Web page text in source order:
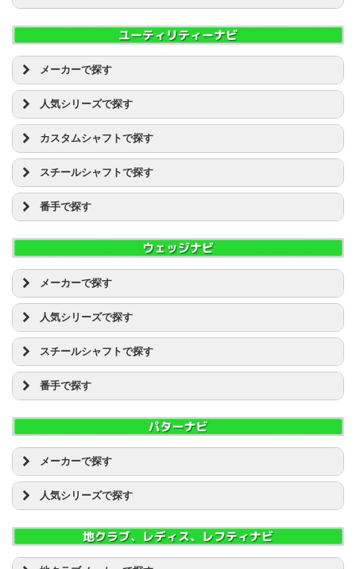
プロギア [13]
ホンマ [17]
マジェスティゴルフ(マルマン) [4]
マスターズ [1]
マルマン [10]
ミズノ [28]
ムジーク(muziik) [2]
ヤマハ [29]
ヨネックス [2]
リョーマ(RYOMA) ゴルフ [2]
ロイヤルコレクション [5]
プロギア RS
ホンマ BERES
ホンマ TOUR WORLD(ツアーワールド)
ホンマ Be ZEAL(ビジール)
マルマン シャトル
マルマン マジェスティ
ミズノ JPX
ミズノ MP CRAFT
ヤマハ インプレス
ヤマハ RMX(リミックス)
ヨネックス EZONE
クレイジー
ファイアーエクスプレス
LOOP
デザインチューニング
Speeder 474 エボリューション
Speeder 569 エボリューション
Speeder 661 エボリューション
Speeder 757 エボリューション
FUBUKI V
FUBUKI AT
FUBUKI J
FUBUKI K
FUBUKI ZT
FUBUKI α
KURO KAGE XD
KURO KAGE XM
KURO KAGE XT
TENSEI CK PRO
ディアマナ BF
ディアマナ DF
ディアマナ RF
ディアマナ ZF
ディアマナ B
ディアマナ R
ブリヂストン JGR
ブリヂストン TOUR B
ブリヂストン PHYZ(ファイズ)
ブリヂストン ツアーステージ Xドライブ
ブリヂストン ツアーステージ VIQ
プロギア egg
プロギア RS
ホンマ BERES
ホンマ TOUR WORLD(ツアーワールド)
ホンマ Be ZEAL(ビジール)
マルマン シャトル
マルマン マジェスティ
ミズノ JPX
ミズノ MP CRAFT
ヤマハ インプレス
ヤマハ RMX(リミックス)
ヨネックス EZONE
ツアーAD MJ
ツアーAD MT
ツアーAD PT
ツアーAD TP
ツアーAD VR
ツアーAD XC
ツアーAD HD
クレイジー
ファイアーエクスプレス
LOOP
デザインチューニング
Speeder 474 エボリューション
Speeder 569 エボリューション
Speeder 661 エボリューション
Speeder 757 エボリューション
FUBUKI V
FUBUKI AT
FUBUKI J
FUBUKI K
FUBUKI ZT
FUBUKI α
KURO KAGE XD
KURO KAGE XM
KURO KAGE XT
TENSEI CK PRO
ディアマナ BF
ディアマナ DF
ディアマナ RF
ディアマナ ZF
ディアマナ R
ディアマナ W
エポンゴルフ(EPON) [2]
キャロウェイ [18]
コブラ [1]
タイトリスト [1]
ダンロップ [23]
テーラーメイド [4]
ピン [2]
フォーティーン [1]
ブリヂストン [1]
プロギア [1]
マルマン [1]
ミズノ [4]
ムジーク(muziik) [1]
タイトリスト AP
タイトリスト CB フォージド
タイトリスト MB フォージド
タイトリスト VG3
ダイワ(グローブライド） ONOFF
ダンロップ ゼクシオ(XXIO)
ダンロップ スリクソン(SRIXON)
テーラーメイド ロケットボールズ(ROCKET BALLZ)
テーラーメイド GLOIRE(グローレ)
テーラーメイド Mシリーズ
テーラーメイド SLDR
ナイキ VAPOR(ヴェイパー)
ピン G30
ブリヂストン TOUR B
ブリヂストン PHYZ(ファイズ)
ブリヂストン ツアーステージ X ブレード
ブリヂストン ツアーステージ VIQ
プロギア egg
プロギア RS
ホンマ BERES
ホンマ TOUR WORLD(ツアーワールド)
ホンマ Be ZEAL(ビジール)
マルマン シャトル
マルマン マジェスティ
ミズノ JPX
ミズノ MP
ヤマハ インプレス
ヤマハ RMX(リミックス)
ヨネックス EZONE
MCI
GS95
KBS
NSプロ 850GH
NSプロ 950GH
NSプロ MODUS3 TOUR105
NSプロ MODUS3 TOUR120
NSプロ MODUS3 TOUR125
NSプロ ZELOS
プロジェクトX
ライフル
5本セット
6本セット
7本セット
8本セット
9本セット
10本セット
メーカーで探す
PXG [2]
Waoww [1]
イオンスポーツ [2]
エポンゴルフ(EPON) [1]
キャスコ [1]
キャロウェイ [13]
タイトリスト [1]
ダンロップ [10]
テーラーメイド [4]
ナイキ [1]
ピン [8]
ブリヂストン [8]
プロギア [1]
ミズノ [4]
ヤマハ [3]
ロイヤルコレクション [2]
人気シリーズで探す
キャロウェイ EPIC
キャロウェイ ROGUE(ローグ）
キャロウェイ X HOT
キャロウェイ X2 HOT
タイトリスト 913
タイトリスト 915
タイトリスト VG3
ダイワ(グローブライド） ONOFF
ダンロップ ゼクシオ(XXIO)
ダンロップ スリクソン(SRIXON)
テーラーメイド ロケットボールズ(ROCKET BALLZ)
テーラーメイド GLOIRE(グローレ)
テーラーメイド Mシリーズ
テーラーメイド SLDR
ナイキ VAPOR(ヴェイパー)
ピン G30
ブリヂストン JGR
ブリヂストン TOUR B
ブリヂストン PHYZ(ファイズ)
ブリヂストン ツアーステージ VIQ
プロギア egg
プロギア RS
ホンマ BERES
ホンマ TOUR WORLD(ツアーワールド)
カスタムシャフトで探す
UST マミヤ ATTAS
ツアーAD
ディアマナ
ランバックス
MCI
スチールシャフトで探す
D/G
D/G ツアーイシュー
NSプロ 850GH
NSプロ 950GH
NSプロ MODUS3 TOUR105
NSプロ MODUS3 TOUR120
NSプロ MODUS3 TOUR125
NSプロ ZELOS
プロジェクトX
ライフル
番手で探す
U3
U4
U5
U6
U7
メーカーで探す
RAZZLE DAZZLE(ラズルダズル) [1]
RomaRo(ロマロ) [1]
WOSS [1]
三浦技研 [1]
カムイ [3]
キャスコ [1]
キャロウェイ [17]
クリーブランド [16]
コブラ [3]
タイトリスト [32]
ダンロップ [1]
テーラーメイド [15]
ピン [1]
ブリヂストン [5]
マジェスティゴルフ(マルマン) [2]
人気シリーズで探す
キャスコ ドルフィン
キャロウェイ JAWS
キャロウェイ MACK DADDY
クリーブランド RTX
タイトリスト ボーケイ
ピン GLIDE(グライド)
ピン TOUR GORGE
ブリヂストン TOUR B
ブリヂストン ツアーステージ
ホンマ BERES
ミズノ MP
ヤマハ インプレス
スチールシャフトで探す
D/G
D/G ツアーイシュー
NSプロ 850GH
NSプロ 950GH
NSプロ MODUS3 TOUR105
NSプロ MODUS3 TOUR120
NSプロ MODUS3 TOUR125
NSプロ ZELOS
プロジェクトX
ライフル
番手で探す
AW
SW
LW
メーカーで探す
L.A.B. GOLF [2]
Yes! [3]
ダンロップ [1]
テーラーメイド [7]
人気シリーズで探す
オデッセイ EXO(エクソー)
オデッセイ METAL-X